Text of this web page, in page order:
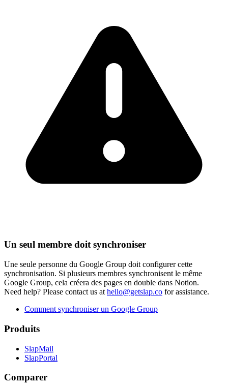
Un seul membre doit synchroniser
Une seule personne du Google Group doit configurer cette
synchronisation. Si plusieurs membres synchronisent le même
Google Group, cela créera des pages en double dans Notion.
Need help? Please contact us at hello@getslap.co for assistance.
Comment synchroniser un Google Group
Produits
SlapMail
SlapPortal
Comparer